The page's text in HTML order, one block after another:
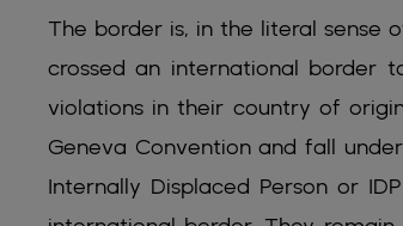
The border is, in the literal sense
crossed an international border
violations in their country of
Geneva Convention and fall
Internally Displaced Person or